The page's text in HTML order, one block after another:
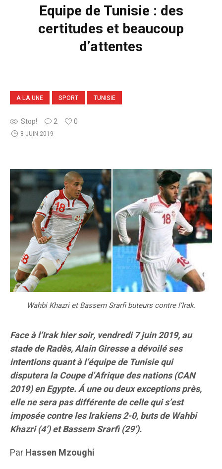
Equipe de Tunisie : des
certitudes et beaucoup
d’attentes
A LA UNE SPORT TUNISIE
Stop! 2 0
8 JUIN 2019
Wahbi Khazri et Bassem Srarfi buteurs contre l’Irak.
Face à l’Irak hier soir, vendredi 7 juin 2019, au
stade de Radès, Alain Giresse a dévoilé ses
intentions quant à l’équipe de Tunisie qui
disputera la Coupe d’Afrique des nations (CAN
2019) en Egypte. Á une ou deux exceptions près,
elle ne sera pas différente de celle qui s’est
imposée contre les Irakiens 2-0, buts de Wahbi
Khazri (4’) et Bassem Srarfi (29’).
ParHassen Mzoughi